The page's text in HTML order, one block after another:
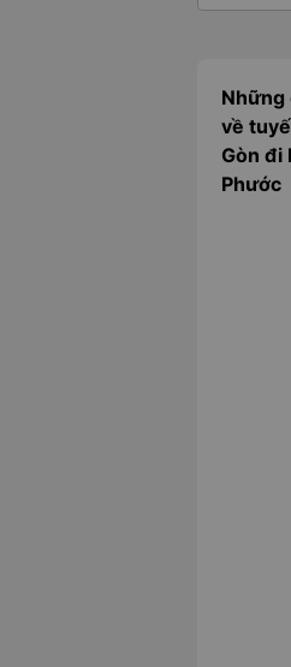
Những
về
Gòn đi
Phước